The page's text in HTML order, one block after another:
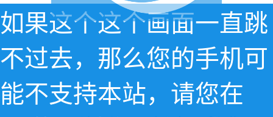
如果这个这个画面一直跳
不过去，那么您的手机可
能不支持本站，请您在